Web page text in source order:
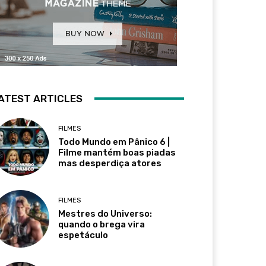
ARTICLES
FILMES
Todo Mundo em Pânico 6 |
Filme mantém boas piadas
mas desperdiça atores
FILMES
Mestres do Universo:
quando o brega vira
espetáculo